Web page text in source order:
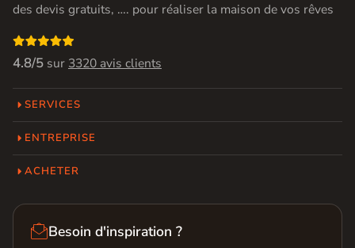
des devis gratuits, …. pour réaliser la maison de vos rêves

4.8/5 sur 3320 avis clients
SERVICES
ENTREPRISE
ACHETER
Besoin d'inspiration ?